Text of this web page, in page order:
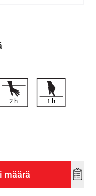
2 h 1 h
määrä
Add